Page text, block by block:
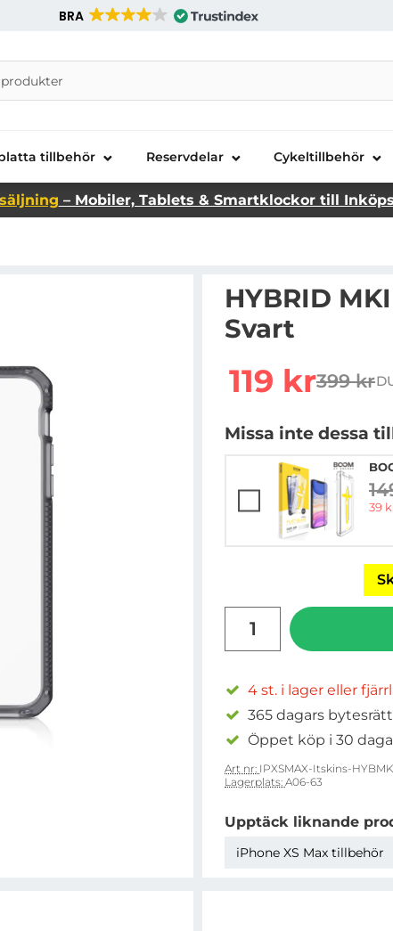
BRA
Telecom AB
tillbehör Reservdelar Cykeltillbehör
– Mobiler, Tablets & Smartklockor till
HYBRID
Svart
rea pris
119 kr399 kr
Missa inte dessa
rea
39
4 st. i lager eller
365 dagars bytesrätt
Öppet köp i 30
Art nr: IPXSMAX-Itskins-
Lagerplats: A06-63
Upptäck liknande
iPhone XS Max tillbehör